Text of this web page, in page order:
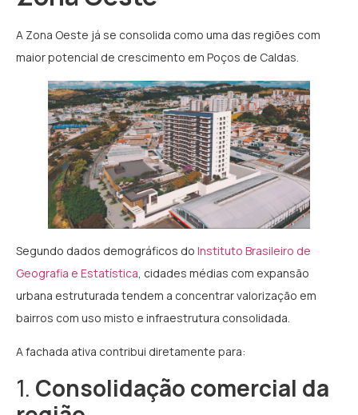
A Zona Oeste já se consolida como uma das regiões com
maior potencial de crescimento em Poços de Caldas.
Segundo dados demográficos do Instituto Brasileiro de
Geografia e Estatística , cidades médias com expansão
urbana estruturada tendem a concentrar valorização em
bairros com uso misto e infraestrutura consolidada.
A fachada ativa contribui diretamente para:
1. Consolidação comercial da